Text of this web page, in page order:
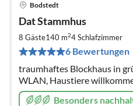
Bodstedt
Dat Stammhus
8 Gäste140 m24Schlafzimmer
6 Bewertungen
traumhaftes Blockhaus in
WLAN, Haustiere
Besonders